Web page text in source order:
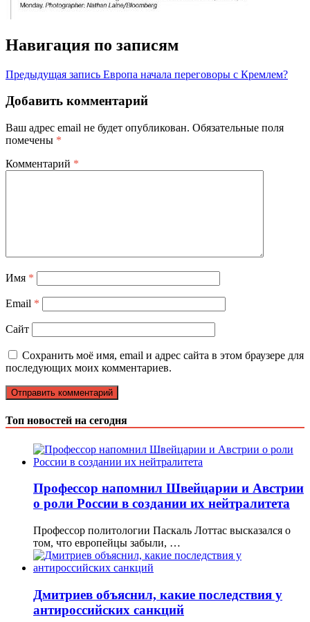
Навигация по записям
Предыдущая запись Европа начала переговоры с Кремлем?
Добавить комментарий
Ваш адрес email не будет опубликован. Обязательные поля
помечены *
Комментарий *
Имя *
Email *
Сайт
Сохранить моё имя, email и адрес сайта в этом браузере для
последующих моих комментариев.
Топ новостей на сегодня
Профессор напомнил Швейцарии и Австрии
о роли России в создании их нейтралитета
Профессор политологии Паскаль Лоттас высказался о
том, что европейцы забыли, …
Дмитриев объяснил, какие последствия у
антироссийских санкций